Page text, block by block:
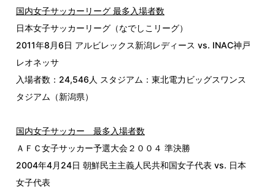
国内女子サッカーリーグ 最多入場者数
日本女子サッカーリーグ（なでしこリーグ）
2011年8月6日 アルビレックス新潟レディース vs. INAC神戸
レオネッサ
入場者数：24,546人 スタジアム：東北電力ビッグスワンス
タジアム（新潟県）
国内女子サッカー 最多入場者数
ＡＦＣ女子サッカー予選大会２００４ 準決勝
2004年4月24日 朝鮮民主主義人民共和国女子代表 vs. 日本
女子代表